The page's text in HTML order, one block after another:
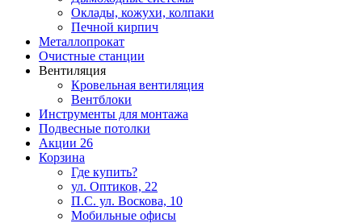
Оклады, кожухи, колпаки
Печной кирпич
Металлопрокат
Очистные станции
Вентиляция
Кровельная вентиляция
Вентблоки
Инструменты для монтажа
Подвесные потолки
Акции 26
Корзина
Где купить?
ул. Оптиков, 22
П.С. ул. Воскова, 10
Мобильные офисы